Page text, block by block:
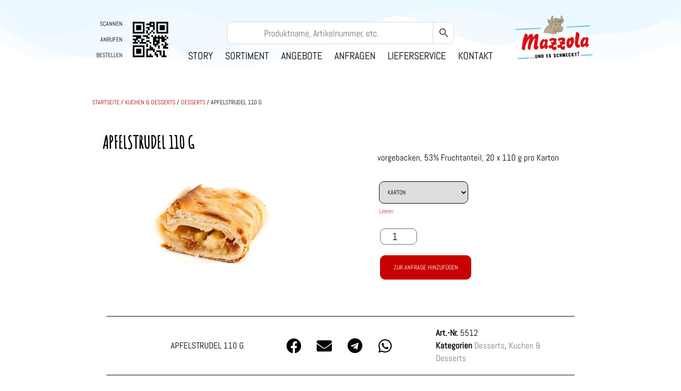
SCANNEN
ANRUFEN
BESTELLEN
STORY SORTIMENT ANGEBOTE ANFRAGEN LIEFERSERVICE KONTAKT
STARTSEITE/ KUCHEN & DESSERTS/ DESSERTS/ APFELSTRUDEL 110 G
APFELSTRUDEL 110 G
vorgebacken, 53% Fruchtanteil, 20 x 110 g pro Karton
Leeren
ZUR ANFRAGE HINZUFÜGEN
APFELSTRUDEL 110 G
Art.-Nr. 5512
Kategorien Desserts, Kuchen &
Desserts